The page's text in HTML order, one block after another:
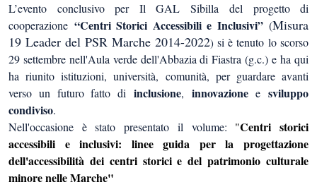
L’evento conclusivo per Il GAL Sibilla del progetto di
cooperazione “Centri Storici Accessibili e Inclusivi” (Misura
19 Leader del PSR Marche 2014-2022)si è tenuto lo scorso
29 settembre nell'Aula verde dell'Abbazia di Fiastra (g.c.) e ha qui
ha riunito istituzioni, università, comunità, per guardare avanti
verso un futuro fatto di inclusione, innovazionee sviluppo
condiviso.
Nell'occasione è stato presentato il volume: "Centri storici
accessibili e inclusivi: linee guida per la progettazione
dell'accessibilità dei centri storici e del patrimonio culturale
minore nelle Marche"